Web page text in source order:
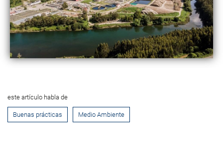
este artículo habla de
Buenas prácticas Medio Ambiente